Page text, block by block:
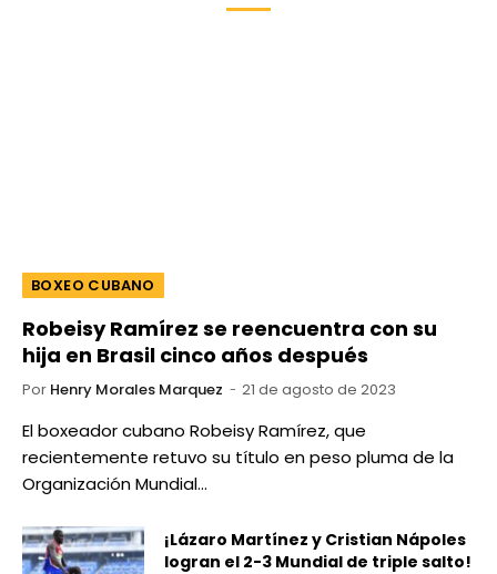
BOXEO CUBANO
Robeisy Ramírez se reencuentra con su
hija en Brasil cinco años después
Por Henry Morales Marquez 21 de agosto de 2023
El boxeador cubano Robeisy Ramírez, que
recientemente retuvo su título en peso pluma de la
Organización Mundial…
¡Lázaro Martínez y Cristian Nápoles
logran el 2-3 Mundial de triple salto!